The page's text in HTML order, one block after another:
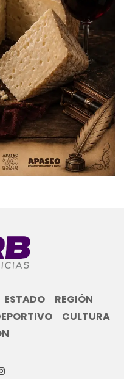
ESTADO
REGIÓN
CULTURA